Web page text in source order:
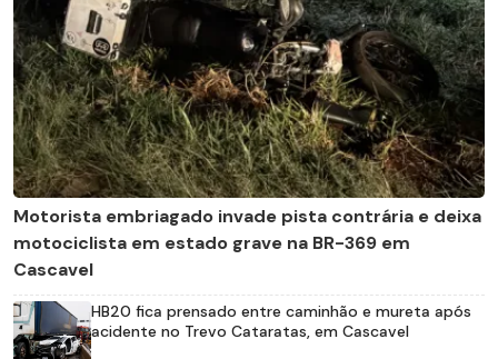
Motorista embriagado invade pista contrária e deixa
motociclista em estado grave na BR-369 em
Cascavel
HB20 fica prensado entre caminhão e mureta após
acidente no Trevo Cataratas, em Cascavel